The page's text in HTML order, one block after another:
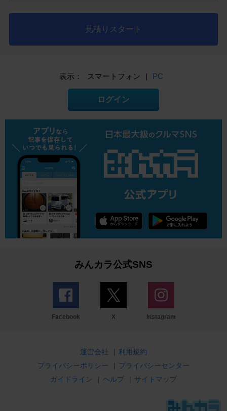
見積りスタート
表示： スマートフォン | PC
ログイン
みんカラ公式SNS
Facebook X Instagram
運営会社 | 利用規約
プライバシーポリシー
| プライバシーセンター
ガイドライン
| ヘルプ | サイトマップ